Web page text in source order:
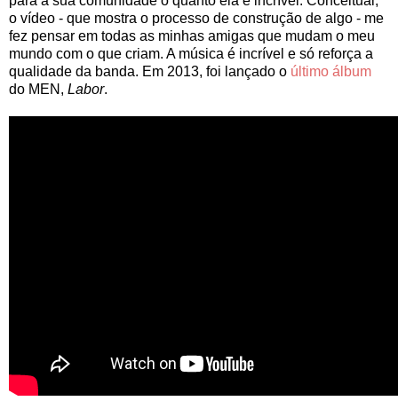
o vídeo - que mostra o processo de construção de algo - me
fez pensar em todas as minhas amigas que mudam o meu
mundo com o que criam. A música é incrível e só reforça a
qualidade da banda. Em 2013, foi lançado o último álbum
do MEN, Labor.